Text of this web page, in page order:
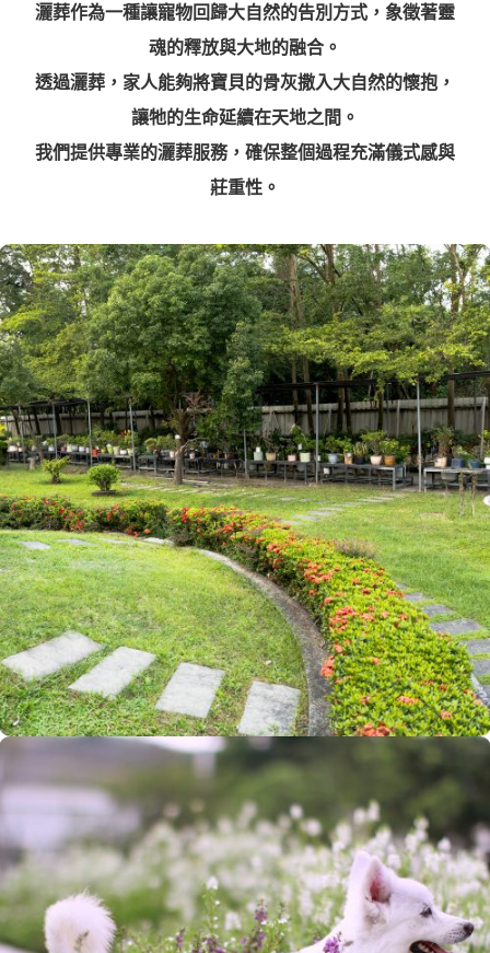
灑葬作為一種讓寵物回歸大自然的告別方式，象徵著靈
魂的釋放與大地的融合。
透過灑葬，家人能夠將寶貝的骨灰撒入大自然的懷抱，
讓牠的生命延續在天地之間。
我們提供專業的灑葬服務，確保整個過程充滿儀式感與
莊重性。